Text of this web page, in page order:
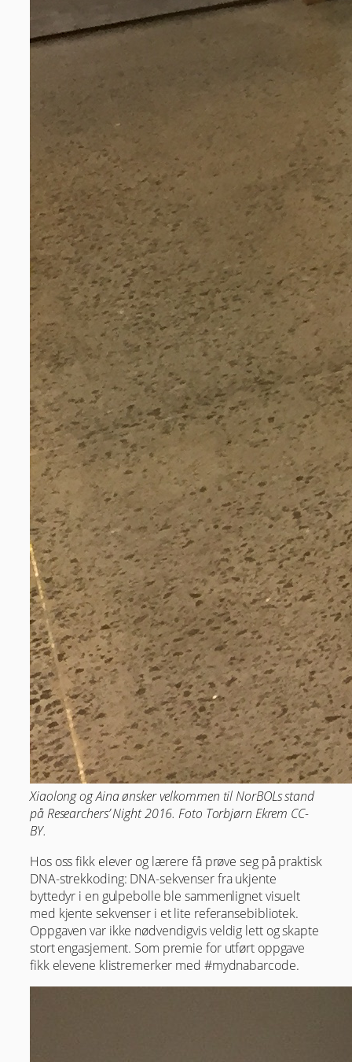
Xiaolong og Aina ønsker velkommen til NorBOLs stand
på Researchers’ Night 2016. Foto Torbjørn Ekrem CC-
BY.
Hos oss fikk elever og lærere få prøve seg på praktisk
DNA-strekkoding: DNA-sekvenser fra ukjente
byttedyr i en gulpebolle ble sammenlignet visuelt
med kjente sekvenser i et lite referansebibliotek.
Oppgaven var ikke nødvendigvis veldig lett og skapte
stort engasjement. Som premie for utført oppgave
fikk elevene klistremerker med #mydnabarcode.